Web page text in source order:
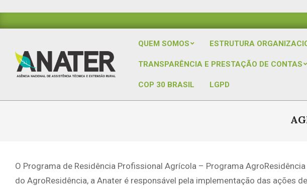
content
QUEM SOMOS ESTRUTURA
TRANSPARÊNCIA E PRESTAÇÃO DE CONTAS
COP 30 BRASIL LGPD
O Programa de Residência Profissional Agrícola – Programa
do AgroResidência, a Anater é responsável pela implementação das ações